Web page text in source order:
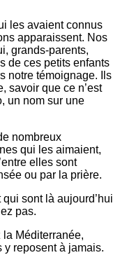
les avaient connus
apparaissent. Nos
grands-parents,
de ces petits enfants
notre témoignage. Ils
savoir que ce n’est
un nom sur une
nombreux
qui les aimaient,
elles sont
ou par la prière.
sont là aujourd’hui
pas.
la Méditerranée,
y reposent à jamais.